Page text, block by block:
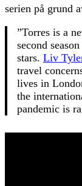
serien på grund
”Torres is a
second
stars. Liv
travel
lives in
the
pandemic is